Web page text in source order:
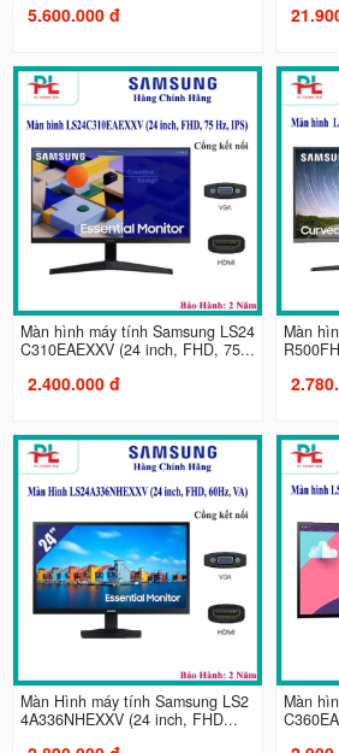
5.600.000 đ
Màn hình máy tính Samsung LS24
C310EAEXXV (24 inch, FHD, 75...
2.400.000 đ
Màn
Màn Hình máy tính Samsung LS2
4A336NHEXXV (24 inch, FHD...
Màn